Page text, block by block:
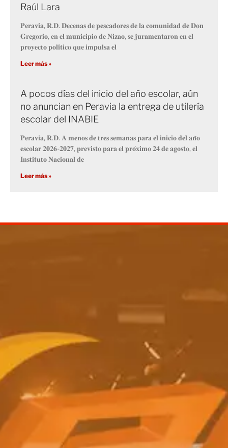
Raúl Lara
𝐏𝐞𝐫𝐚𝐯𝐢𝐚, 𝐑.𝐃. 𝐃𝐞𝐜𝐞𝐧𝐚𝐬 𝐝𝐞 𝐩𝐞𝐬𝐜𝐚𝐝𝐨𝐫𝐞𝐬 𝐝𝐞 𝐥𝐚 𝐜𝐨𝐦𝐮𝐧𝐢𝐝𝐚𝐝 𝐝𝐞 𝐃𝐨𝐧
𝐆𝐫𝐞𝐠𝐨𝐫𝐢𝐨, 𝐞𝐧 𝐞𝐥 𝐦𝐮𝐧𝐢𝐜𝐢𝐩𝐢𝐨 𝐝𝐞 𝐍𝐢𝐳𝐚𝐨, 𝐬𝐞 𝐣𝐮𝐫𝐚𝐦𝐞𝐧𝐭𝐚𝐫𝐨𝐧 𝐞𝐧 𝐞𝐥
𝐩𝐫𝐨𝐲𝐞𝐜𝐭𝐨 𝐩𝐨𝐥𝐢́𝐭𝐢𝐜𝐨 𝐪𝐮𝐞 𝐢𝐦𝐩𝐮𝐥𝐬𝐚 𝐞𝐥
Leer más »
A pocos días del inicio del año escolar, aún
no anuncian en Peravia la entrega de utilería
escolar del INABIE
𝐏𝐞𝐫𝐚𝐯𝐢𝐚, 𝐑.𝐃. 𝐀 𝐦𝐞𝐧𝐨𝐬 𝐝𝐞 𝐭𝐫𝐞𝐬 𝐬𝐞𝐦𝐚𝐧𝐚𝐬 𝐩𝐚𝐫𝐚 𝐞𝐥 𝐢𝐧𝐢𝐜𝐢𝐨 𝐝𝐞𝐥 𝐚𝐧̃𝐨
𝐞𝐬𝐜𝐨𝐥𝐚𝐫 𝟐𝟎𝟐𝟔-𝟐𝟎𝟐𝟕, 𝐩𝐫𝐞𝐯𝐢𝐬𝐭𝐨 𝐩𝐚𝐫𝐚 𝐞𝐥 𝐩𝐫𝐨́𝐱𝐢𝐦𝐨 𝟐𝟒 𝐝𝐞 𝐚𝐠𝐨𝐬𝐭𝐨, 𝐞𝐥
𝐈𝐧𝐬𝐭𝐢𝐭𝐮𝐭𝐨 𝐍𝐚𝐜𝐢𝐨𝐧𝐚𝐥 𝐝𝐞
Leer más »